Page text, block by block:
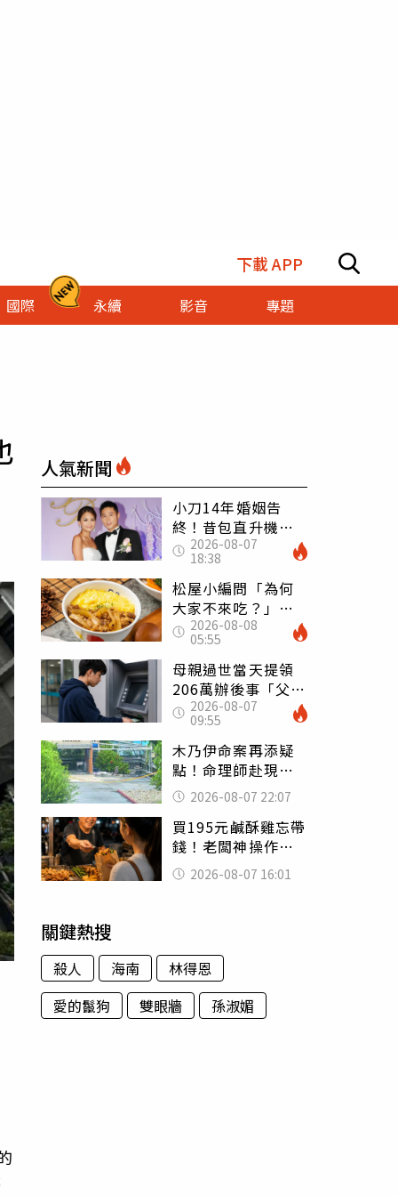
下載 APP
國際 永續 影音 專題
人氣新聞
小刀14年婚姻告
終！昔包直升機求
婚 豪砸545萬辦婚
禮還找連戰證婚
2026-08-07
18:38
松屋小編問「為何
大家不來吃？」
一票人點出3大問
題：滿手好牌打到
爛
2026-08-08
05:55
母親過世當天提領
206萬辦後事「父子
遭判刑」 律師：
搶錢先下手是罪
2026-08-07
09:55
木乃伊命案再添疑
點！命理師赴現場
遇天候驟變 驚
喊：死者還有冤屈
2026-08-07 22:07
買195元鹹酥雞忘帶
錢！老闆神操作
「倒找5元」 全網
看哭：這就是台灣
2026-08-07 16:01
關鍵熱搜
殺人 海南
林得恩
愛的鬣狗
雙眼牆 孫淑媚